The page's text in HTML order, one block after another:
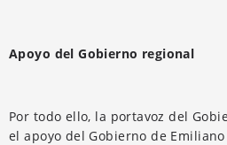
Apoyo del Gobierno regional
Por todo ello, la portavoz del
el apoyo del Gobierno de